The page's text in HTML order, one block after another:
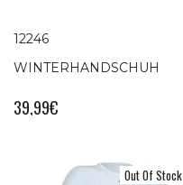
12246
WINTERHANDSCHUH
39,99€
Out Of Stock